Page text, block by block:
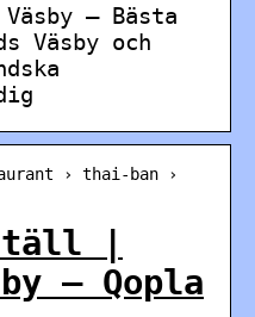
– Bästa
Väsby och
› thai-ban ›
|
– Qopla